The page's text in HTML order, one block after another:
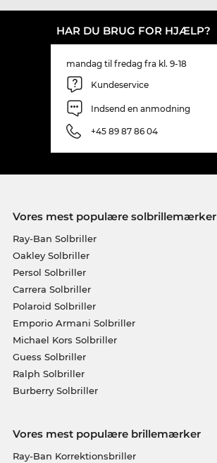
HAR DU BRUG FOR HJÆLP?
mandag til fredag fra kl. 9-18
Kundeservice
Indsend en anmodning
+45 89 87 86 04
Vores mest populære solbrillemærker
Ray-Ban Solbriller
Oakley Solbriller
Persol Solbriller
Carrera Solbriller
Polaroid Solbriller
Emporio Armani Solbriller
Michael Kors Solbriller
Guess Solbriller
Ralph Solbriller
Burberry Solbriller
Vores mest populære brillemærker
Ray-Ban Korrektionsbriller